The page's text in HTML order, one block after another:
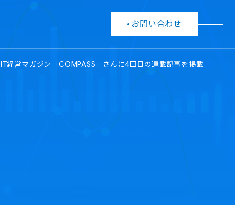
お問い合わせ
IT経営マガジン「COMPASS」さんに4回目の連載記事を掲載